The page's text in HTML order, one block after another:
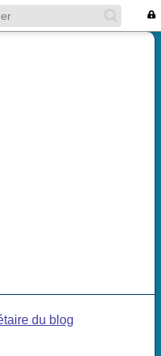
du blog